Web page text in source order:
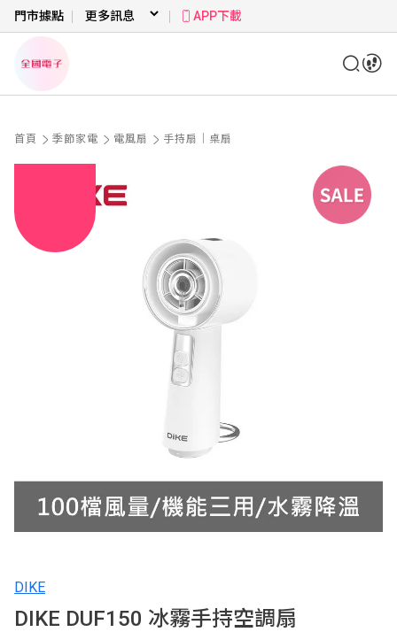
門市據點 APP下載
首頁 季節家電 電風扇 手持扇｜桌扇
DIKE
DIKE DUF150 冰霧手持空調扇